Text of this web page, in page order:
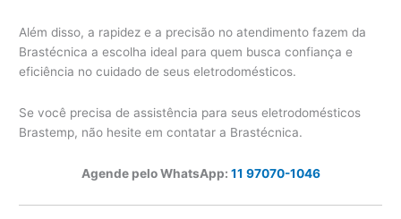
Além disso, a rapidez e a precisão no atendimento fazem da
Brastécnica a escolha ideal para quem busca confiança e
eficiência no cuidado de seus eletrodomésticos.
Se você precisa de assistência para seus eletrodomésticos
Brastemp, não hesite em contatar a Brastécnica.
Agende pelo WhatsApp: 11 97070-1046